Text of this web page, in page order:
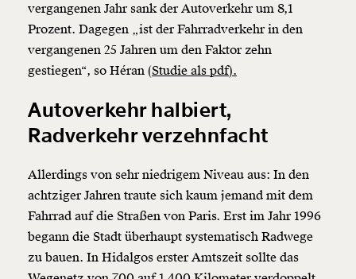
vergangenen Jahr sank der Autoverkehr um 8,1
Prozent. Dagegen „ist der Fahrradverkehr in den
vergangenen 25 Jahren um den Faktor zehn
gestiegen“, so Héran (Studie als pdf).
Autoverkehr halbiert,
Radverkehr verzehnfacht
Allerdings von sehr niedrigem Niveau aus: In den
achtziger Jahren traute sich kaum jemand mit dem
Fahrrad auf die Straßen von Paris. Erst im Jahr 1996
begann die Stadt überhaupt systematisch Radwege
zu bauen. In Hidalgos erster Amtszeit sollte das